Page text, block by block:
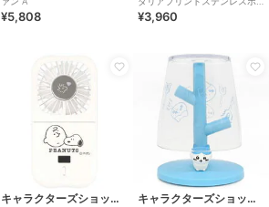
¥5,808
トル 200
¥3,960
キャラクターズショップ ラフラフ キャラクターズショップ ラフラフ